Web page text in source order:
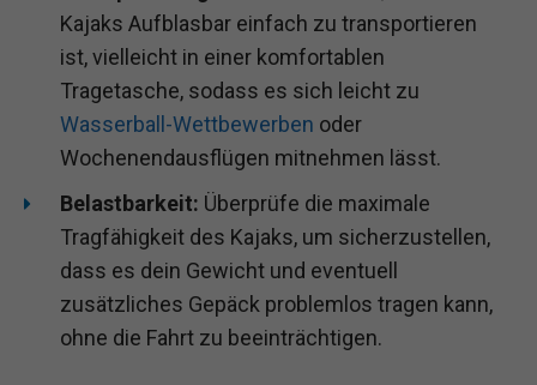
Kajaks Aufblasbar einfach zu transportieren
ist, vielleicht in einer komfortablen
Tragetasche, sodass es sich leicht zu
Wasserball-Wettbewerben oder
Wochenendausflügen mitnehmen lässt.
Belastbarkeit: Überprüfe die maximale
Tragfähigkeit des Kajaks, um sicherzustellen,
dass es dein Gewicht und eventuell
zusätzliches Gepäck problemlos tragen kann,
ohne die Fahrt zu beeinträchtigen.